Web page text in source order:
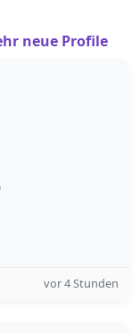
neue Profile
vor 4 Stunden